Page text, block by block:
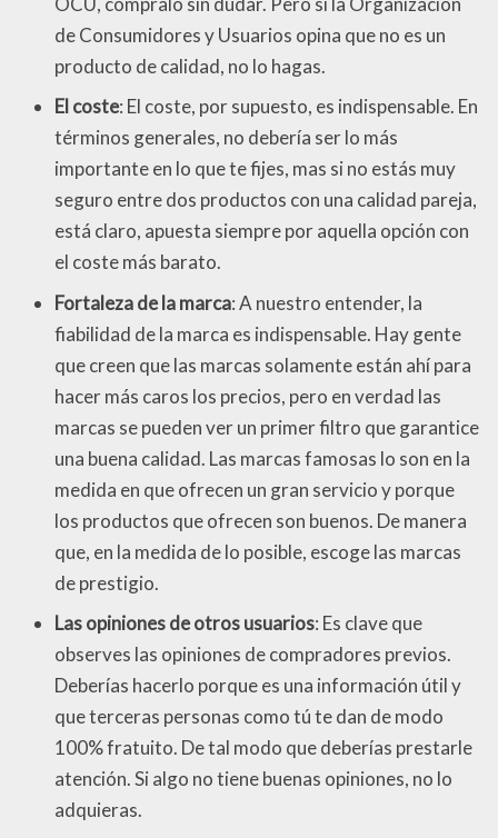
de Consumidores y Usuarios opina que no es un
producto de calidad, no lo hagas.
El coste: El coste, por supuesto, es indispensable. En
términos generales, no debería ser lo más
importante en lo que te fijes, mas si no estás muy
seguro entre dos productos con una calidad pareja,
está claro, apuesta siempre por aquella opción con
el coste más barato.
Fortaleza de la marca: A nuestro entender, la
fiabilidad de la marca es indispensable. Hay gente
que creen que las marcas solamente están ahí para
hacer más caros los precios, pero en verdad las
marcas se pueden ver un primer filtro que garantice
una buena calidad. Las marcas famosas lo son en la
medida en que ofrecen un gran servicio y porque
los productos que ofrecen son buenos. De manera
que, en la medida de lo posible, escoge las marcas
de prestigio.
Las opiniones de otros usuarios: Es clave que
observes las opiniones de compradores previos.
Deberías hacerlo porque es una información útil y
que terceras personas como tú te dan de modo
100% fratuito. De tal modo que deberías prestarle
atención. Si algo no tiene buenas opiniones, no lo
adquieras.